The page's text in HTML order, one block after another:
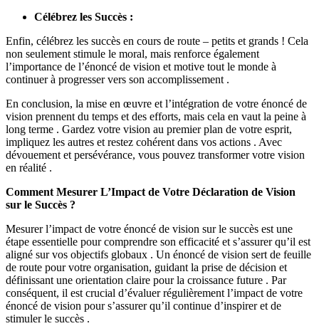
Célébrez les Succès :
Enfin, célébrez les succès en cours de route – petits et grands ! Cela
non seulement stimule le moral, mais renforce également
l’importance de l’énoncé de vision et motive tout le monde à
continuer à progresser vers son accomplissement .
En conclusion, la mise en œuvre et l’intégration de votre énoncé de
vision prennent du temps et des efforts, mais cela en vaut la peine à
long terme . Gardez votre vision au premier plan de votre esprit,
impliquez les autres et restez cohérent dans vos actions . Avec
dévouement et persévérance, vous pouvez transformer votre vision
en réalité .
Comment Mesurer L’Impact de Votre Déclaration de Vision
sur le Succès ?
Mesurer l’impact de votre énoncé de vision sur le succès est une
étape essentielle pour comprendre son efficacité et s’assurer qu’il est
aligné sur vos objectifs globaux . Un énoncé de vision sert de feuille
de route pour votre organisation, guidant la prise de décision et
définissant une orientation claire pour la croissance future . Par
conséquent, il est crucial d’évaluer régulièrement l’impact de votre
énoncé de vision pour s’assurer qu’il continue d’inspirer et de
stimuler le succès .